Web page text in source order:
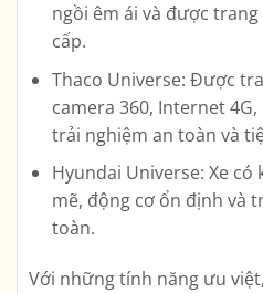
ngồi êm ái và được
cấp.
Thaco Universe: Được
camera 360, Internet
trải nghiệm an toàn và
Hyundai Universe: Xe
mẽ, động cơ ổn định và
toàn.
Với những tính năng ưu